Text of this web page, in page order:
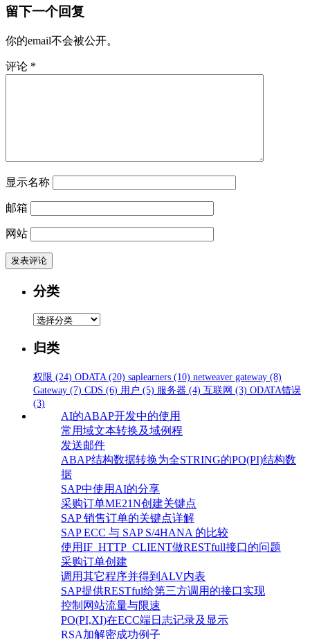
留下一个回复
你的email不会被公开。
评论 *
显示名称
邮箱
网站
分类
分
归类
权限 (24) ODATA (20) saplearners (10) netweaver gateway (8)
Gateway (7) CDS (6) 用户 (5) 服务器 (4) 互联网 (3) ODATA错误
(3)
AI的ABAP开发中的使用
常用域文本转换及域例程
发送邮件
ABAP结构数据转换为全STRING的PO(PI)结构数
据
SAP中使用AI的分享
采购订单ME21N创建关键点
SAP 销售订单的关键点详解
SAP ECC 与 SAP S/4HANA 的比较
使用IF_HTTP_CLIENT做RESTfull接口的问题
采购订单创建
调用其它程序并得到ALV内表
SAP提供RESTful给第三方调用的接口实现
控制网站流量与限速
PO(PI,XI)在ECC端日志记录及显示
RSA加解密成功例子